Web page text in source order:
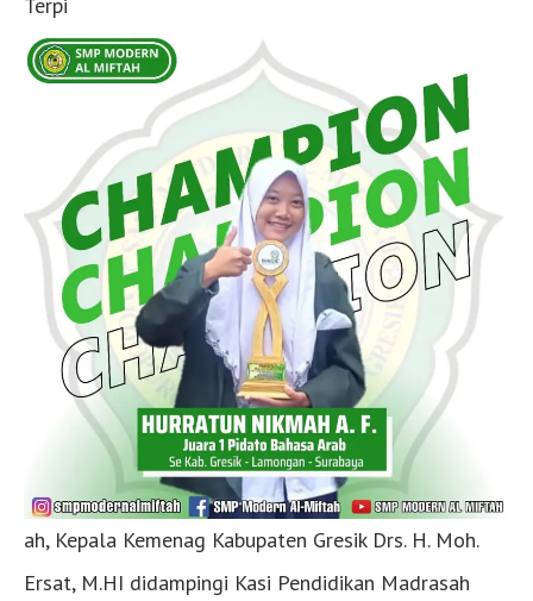
ah, Kepala Kemenag Kabupaten Gresik Drs. H. Moh.
Ersat, M.HI didampingi Kasi Pendidikan Madrasah